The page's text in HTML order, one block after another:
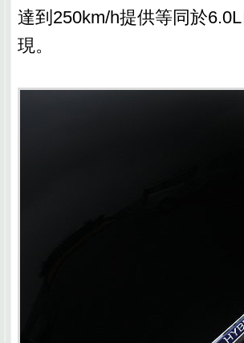
達到250km/h提供等同於
現。